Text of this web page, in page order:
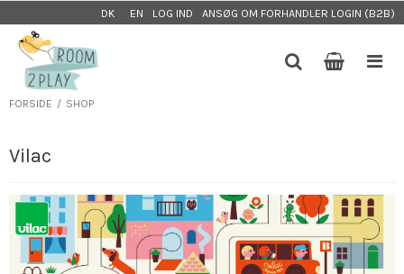
DK EN LOG IND ANSØG OM FORHANDLER LOGIN (B2B)
FORSIDE / SHOP
Vilac